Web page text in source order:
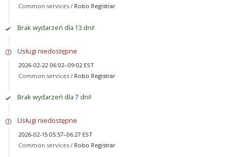
Common services / Robo Registrar
Brak wydarzeń dla 13 dni!
Usługi niedostępne
2026-02-22 06:02–09:02 EST
Common services / Robo Registrar
Brak wydarzeń dla 7 dni!
Usługi niedostępne
2026-02-15 05:57–06:27 EST
Common services / Robo Registrar